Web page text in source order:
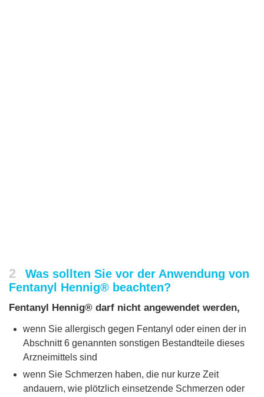
2
Was sollten Sie vor der Anwendung von
Fentanyl Hennig® beachten?
Fentanyl Hennig® darf nicht angewendet werden,
wenn Sie allergisch gegen Fentanyl oder einen der in
Abschnitt 6 genannten sonstigen Bestandteile dieses
Arzneimittels sind
wenn Sie Schmerzen haben, die nur kurze Zeit
andauern, wie plötzlich einsetzende Schmerzen oder